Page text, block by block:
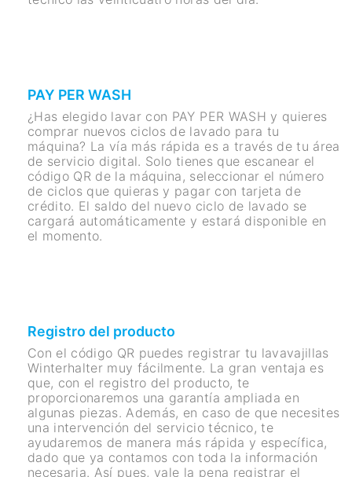
PAY PER WASH
¿Has elegido lavar con PAY PER WASH y quieres
comprar nuevos ciclos de lavado para tu
máquina? La vía más rápida es a través de tu área
de servicio digital. Solo tienes que escanear el
código QR de la máquina, seleccionar el número
de ciclos que quieras y pagar con tarjeta de
crédito. El saldo del nuevo ciclo de lavado se
cargará automáticamente y estará disponible en
el momento.
Registro del producto
Con el código QR puedes registrar tu lavavajillas
Winterhalter muy fácilmente. La gran ventaja es
que, con el registro del producto, te
proporcionaremos una garantía ampliada en
algunas piezas. Además, en caso de que necesites
una intervención del servicio técnico, te
ayudaremos de manera más rápida y específica,
dado que ya contamos con toda la información
necesaria. Así pues, vale la pena registrar el